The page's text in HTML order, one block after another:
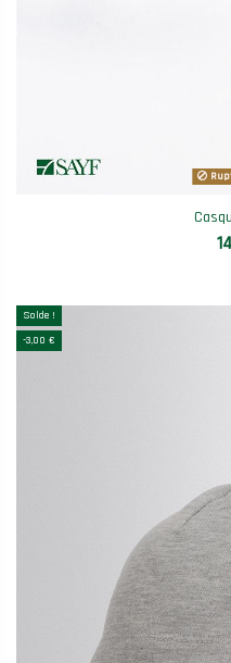
Solde !
-3,00 €